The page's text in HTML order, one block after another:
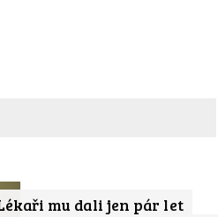
mu dali jen pár let